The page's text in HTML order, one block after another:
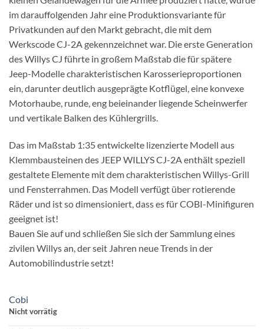
im darauffolgenden Jahr eine Produktionsvariante für
Privatkunden auf den Markt gebracht, die mit dem
Werkscode CJ-2A gekennzeichnet war. Die erste Generation
des Willys CJ führte in großem Maßstab die für spätere
Jeep-Modelle charakteristischen Karosserieproportionen
ein, darunter deutlich ausgeprägte Kotflügel, eine konvexe
Motorhaube, runde, eng beieinander liegende Scheinwerfer
und vertikale Balken des Kühlergrills.
Das im Maßstab 1:35 entwickelte lizenzierte Modell aus
Klemmbausteinen des JEEP WILLYS CJ-2A enthält speziell
gestaltete Elemente mit dem charakteristischen Willys-Grill
und Fensterrahmen. Das Modell verfügt über rotierende
Räder und ist so dimensioniert, dass es für COBI-Minifiguren
geeignet ist!
Bauen Sie auf und schließen Sie sich der Sammlung eines
zivilen Willys an, der seit Jahren neue Trends in der
Automobilindustrie setzt!
Cobi
Nicht vorrätig